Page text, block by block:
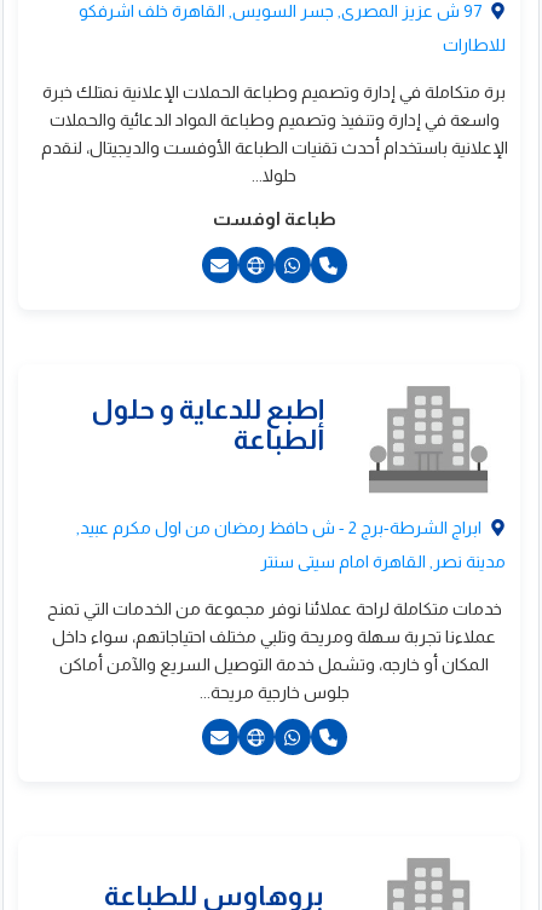
النمر الفضى
97 ش عزيز المصرى, جسر السويس, القاهرة خلف اشرفكو
للاطارات
برة متكاملة في إدارة وتصميم وطباعة الحملات الإعلانية نمتلك خبرة
واسعة في إدارة وتنفيذ وتصميم وطباعة المواد الدعائية والحملات
الإعلانية باستخدام أحدث تقنيات الطباعة الأوفست والديجيتال، لنقدم
حلولا...
طباعة اوفست
ابراج الشرطة-برج 2 - ش حافظ رمضان من اول مكرم عبيد,
مدينة نصر, القاهرة امام سيتى سنتر
خدمات متكاملة لراحة عملائنا نوفر مجموعة من الخدمات التي تمنح
عملاءنا تجربة سهلة ومريحة وتلبي مختلف احتياجاتهم، سواء داخل
المكان أو خارجه، وتشمل خدمة التوصيل السريع والآمن أماكن
جلوس خارجية مريحة...